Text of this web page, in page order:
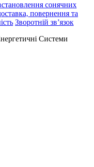
сонячних
повернення та
Зворотній зв’язок
Системи